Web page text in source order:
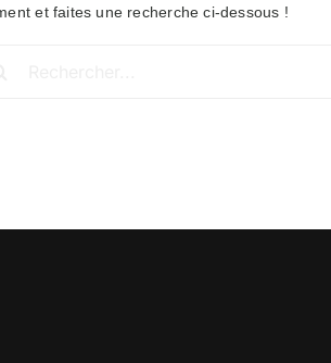
et faites une recherche ci-dessous !